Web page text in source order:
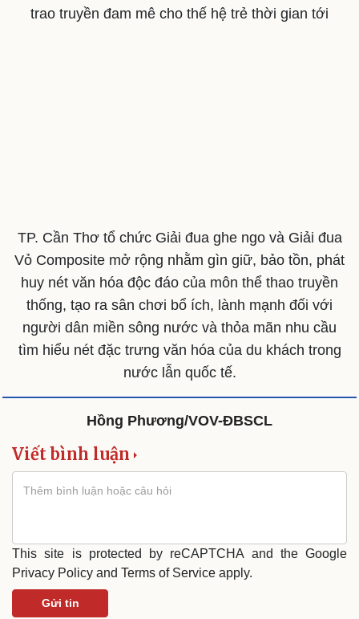
Cải chính
trao truyền đam mê cho thế hệ trẻ thời gian tới
TP. Cần Thơ tổ chức Giải đua ghe ngo và Giải đua
Vỏ Composite mở rộng nhằm gìn giữ, bảo tồn, phát
huy nét văn hóa độc đáo của môn thể thao truyền
thống, tạo ra sân chơi bổ ích, lành mạnh đối với
người dân miền sông nước và thỏa mãn nhu cầu
tìm hiểu nét đặc trưng văn hóa của du khách trong
nước lẫn quốc tế.
Hồng Phương/VOV-ĐBSCL
Viết bình luận
This site is protected by reCAPTCHA and the Google
Privacy Policy and Terms of Service apply.
Gửi tin